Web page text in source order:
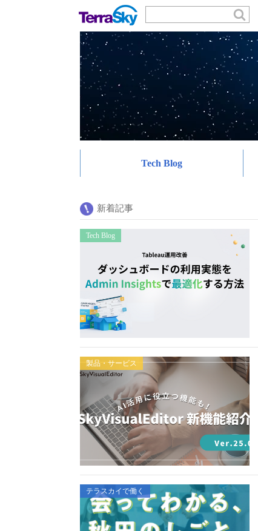
Tech Blog
新着記事
Tech Blog
製品・サービス
テラスカイで働く